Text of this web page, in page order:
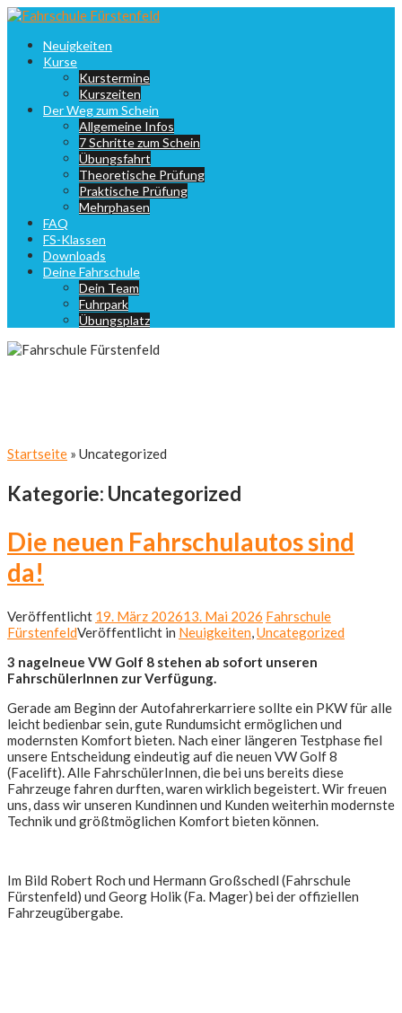
Springe
Inhalt
Neuigkeiten
Kurse
Kurstermine
Kurszeiten
Der Weg zum Schein
Allgemeine Infos
7 Schritte zum Schein
Übungsfahrt
Theoretische Prüfung
Praktische Prüfung
Mehrphasen
FAQ
FS-Klassen
Downloads
Deine Fahrschule
Dein Team
Fuhrpark
Übungsplatz
Startseite » Uncategorized
Kategorie: Uncategorized
Die neuen Fahrschulautos sind
da!
Veröffentlicht 19. März 202613. Mai 2026 Fahrschule
FürstenfeldVeröffentlicht in Neuigkeiten,Uncategorized
3 nagelneue VW Golf 8 stehen ab sofort unseren
FahrschülerInnen zur Verfügung.
Gerade am Beginn der Autofahrerkarriere sollte ein PKW für alle
leicht bedienbar sein, gute Rundumsicht ermöglichen und
modernsten Komfort bieten. Nach einer längeren Testphase fiel
unsere Entscheidung eindeutig auf die neuen VW Golf 8
(Facelift). Alle FahrschülerInnen, die bei uns bereits diese
Fahrzeuge fahren durften, waren wirklich begeistert. Wir freuen
uns, dass wir unseren Kundinnen und Kunden weiterhin modernste
Technik und größtmöglichen Komfort bieten können.
Im Bild Robert Roch und Hermann Großschedl (Fahrschule
Fürstenfeld) und Georg Holik (Fa. Mager) bei der offiziellen
Fahrzeugübergabe.